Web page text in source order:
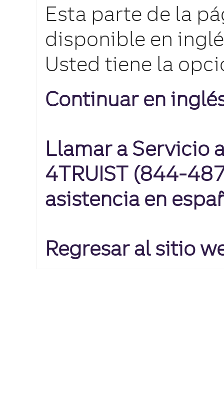
Esta parte de la
disponible en
Usted tiene la
Continuar en
Llamar a Servicio
4TRUIST (844-
asistencia en
Regresar al sitio